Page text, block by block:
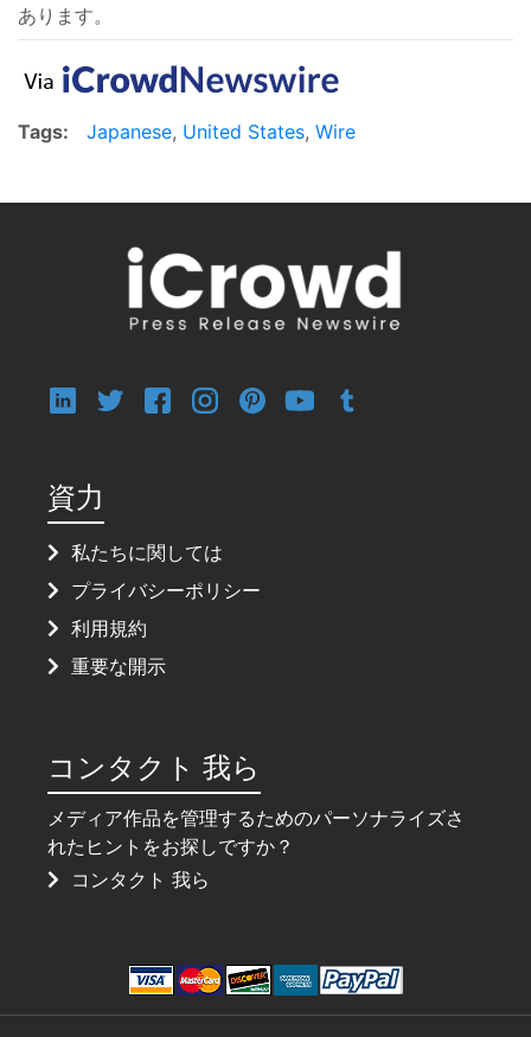
あります。
Tags: Japanese, United States, Wire
資力
私たちに関しては
プライバシーポリシー
利用規約
重要な開示
コンタクト 我ら
メディア作品を管理するためのパーソナライズさ
れたヒントをお探しですか？
コンタクト 我ら